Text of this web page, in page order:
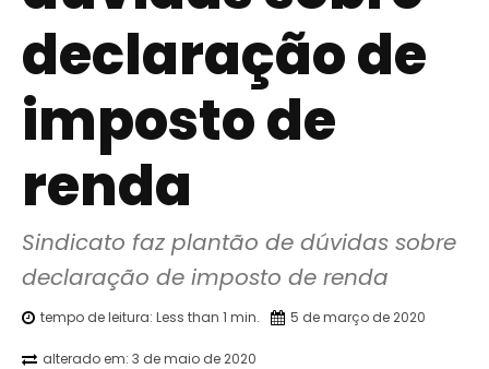
declaração de
imposto de
renda
Sindicato faz plantão de dúvidas sobre
declaração de imposto de renda
tempo de leitura: Less than 1 min. 5 de março de 2020
alterado em: 3 de maio de 2020